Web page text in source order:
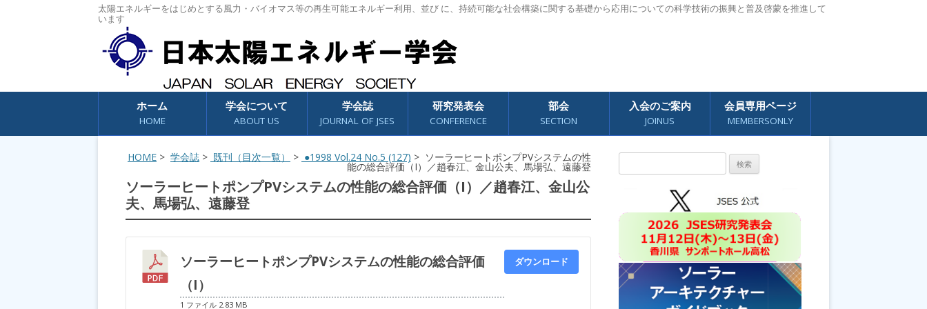
太陽エネルギーをはじめとする風力・バイオマス等の再生可能エネルギー利用、並び に、持続可能な社会構築に関する基礎から応用についての科学技術の振興と普及啓蒙を推進して
います
コンテンツへスキップ
ホーム
HOME
学会について
ABOUT US
学会誌
JOURNAL OF JSES
研究発表会
CONFERENCE
部会
SECTION
入会のご案内
JOINUS
会員専用ページ
MEMBERSONLY
HOME > 学会誌 > 既刊（目次一覧） > ●1998 Vol.24 No.5 (127) > ソーラーヒートポンプPVシステムの性
能の総合評価（I）／趙春江、金山公夫、馬場弘、遠藤登
ソーラーヒートポンプPVシステムの性能の総合評価（I）／趙春江、金山公
夫、馬場弘、遠藤登
ソーラーヒートポンプPVシステムの性能の総合評価
（I）
1 ファイル 2.83 MB
ダウンロード
索: